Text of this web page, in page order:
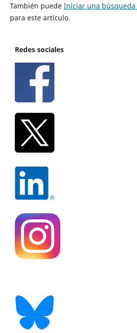
También puede Iniciar una
para este artículo.
Redes sociales